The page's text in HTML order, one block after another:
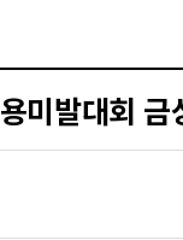
미발대회 금